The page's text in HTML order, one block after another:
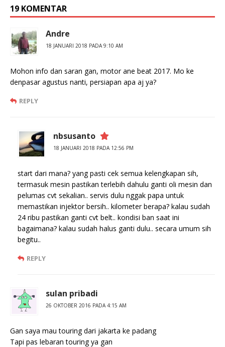
19 KOMENTAR
Andre
18 JANUARI 2018 PADA 9:10 AM
Mohon info dan saran gan, motor ane beat 2017. Mo ke
denpasar agustus nanti, persiapan apa aj ya?
REPLY
nbsusanto
18 JANUARI 2018 PADA 12:56 PM
start dari mana? yang pasti cek semua kelengkapan sih,
termasuk mesin pastikan terlebih dahulu ganti oli mesin dan
pelumas cvt sekalian.. servis dulu nggak papa untuk
memastikan injektor bersih.. kilometer berapa? kalau sudah
24 ribu pastikan ganti cvt belt.. kondisi ban saat ini
bagaimana? kalau sudah halus ganti dulu.. secara umum sih
begitu..
REPLY
sulan pribadi
26 OKTOBER 2016 PADA 4:15 AM
Gan saya mau touring dari jakarta ke padang
Tapi pas lebaran touring ya gan